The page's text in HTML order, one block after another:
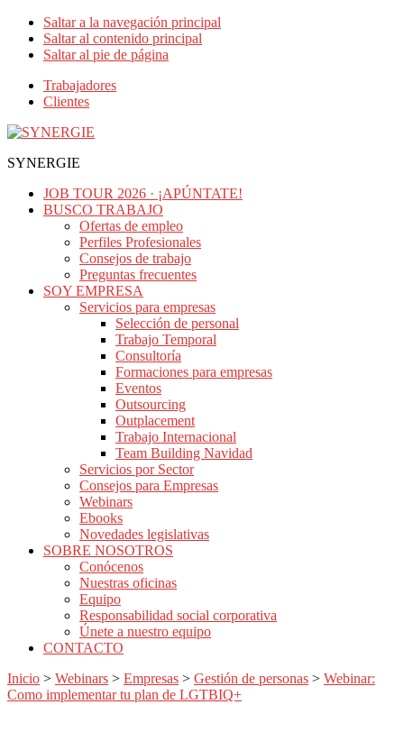
Saltar a la navegación principal
Saltar al contenido principal
Saltar al pie de página
Trabajadores
Clientes
SYNERGIE
JOB TOUR 2026 · ¡APÚNTATE!
BUSCO TRABAJO
Ofertas de empleo
Perfiles Profesionales
Consejos de trabajo
Preguntas frecuentes
SOY EMPRESA
Servicios para empresas
Selección de personal
Trabajo Temporal
Consultoría
Formaciones para empresas
Eventos
Outsourcing
Outplacement
Trabajo Internacional
Team Building Navidad
Servicios por Sector
Consejos para Empresas
Webinars
Ebooks
Novedades legislativas
SOBRE NOSOTROS
Conócenos
Nuestras oficinas
Equipo
Responsabilidad social corporativa
Únete a nuestro equipo
CONTACTO
Inicio > Webinars > Empresas > Gestión de personas > Webinar:
Como implementar tu plan de LGTBIQ+